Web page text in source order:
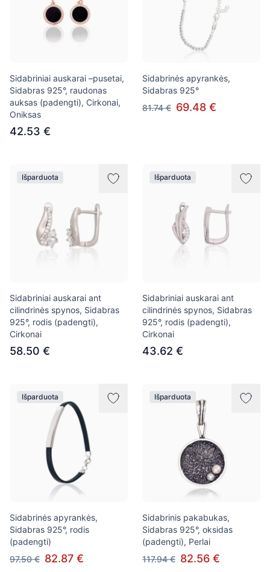
Sidabriniai auskarai –pusetai,
Sidabras 925°, raudonas
auksas (padengti), Cirkonai,
Oniksas
42.53 €
Sidabrinės apyrankės,
Sidabras 925°
81.74 € 69.48 €
Išparduota
Sidabriniai auskarai ant
cilindrinės spynos, Sidabras
925°, rodis (padengti),
Cirkonai
58.50 €
Išparduota
Sidabriniai auskarai ant
cilindrinės spynos, Sidabras
925°, rodis (padengti),
Cirkonai
43.62 €
Išparduota
Sidabrinės apyrankės,
Sidabras 925°, rodis
(padengti)
97.50 € 82.87 €
Išparduota
Sidabrinis pakabukas,
Sidabras 925°, oksidas
(padengti), Perlai
117.94 € 82.56 €